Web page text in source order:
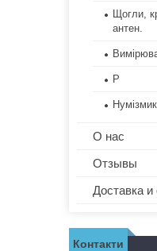
Щогли,
антен.
Р
О нас
Отзывы
Доставка и
Контакти